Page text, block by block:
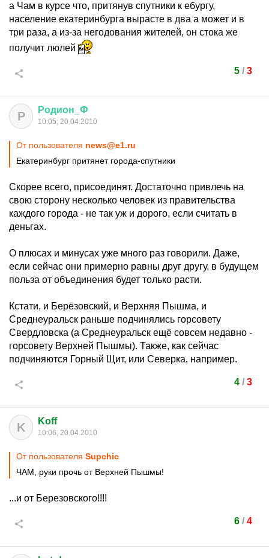
а Чам в курсе что, притянув спутники к ебургу,
население екатеринбурга вырасте в два а может и в
три раза, а из-за негодования жителей, он стока же
получит люлей
5/ 3
Р Родион Ф
10:05, 20.04.2010
От пользователя news@e1.ru
Екатеринбург притянет города-спутники
Скорее всего, присоединят. Достаточно привлечь на
свою сторону несколько человек из правительства
каждого города - не так уж и дорого, если считать в
деньгах.
О плюсах и минусах уже много раз говорили. Даже,
если сейчас они примерно равны друг другу, в будущем
польза от объединения будет только расти.
Кстати, и Берёзовский, и Верхняя Пышма, и
Среднеуральск раньше подчинялись горсовету
Свердловска (а Среднеуральск ещё совсем недавно -
горсовету Верхней Пышмы). Также, как сейчас
подчиняются Горный Щит, или Северка, например.
4/ 3
K Koff
10:06, 20.04.2010
От пользователя Supchic
ЧАМ, руки прочь от Верхней Пышмы!
...и от Березовского!!!!
6/ 4